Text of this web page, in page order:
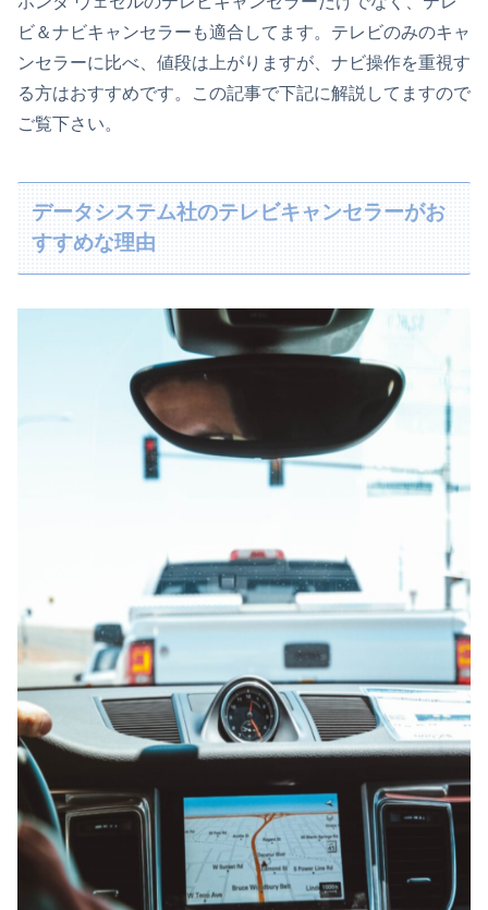
ビ＆ナビキャンセラーも適合してます。テレビのみのキャ
ンセラーに比べ、値段は上がりますが、ナビ操作を重視す
る方はおすすめです。この記事で下記に解説してますので
ご覧下さい。
データシステム社のテレビキャンセラーがお
すすめな理由